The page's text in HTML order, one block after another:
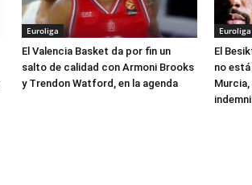
Euroliga
El Valencia Basket da por fin un
salto de calidad con Armoni Brooks
y Trendon Watford, en la agenda
Euroliga
El
no
Murcia,